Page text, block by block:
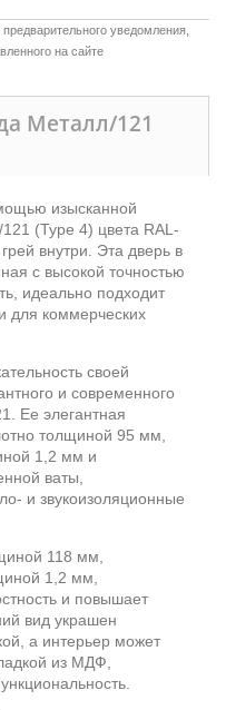
уведомления,
на сайте
Металл/121
изысканной
(Type 4) цвета RAL-
внутри. Эта дверь в
с высокой точностью
идеально подходит
для коммерческих
своей
и современного
Ее элегантная
толщиной 95 мм,
1,2 мм и
ваты,
и звукоизоляционные
118 мм,
1,2 мм,
и повышает
вид украшен
а интерьер может
из МДФ,